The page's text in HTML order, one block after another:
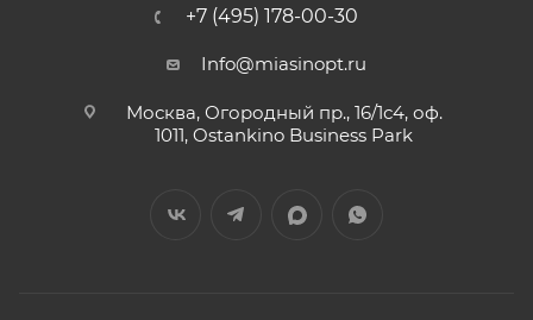
+7 (495) 178-00-30
Info@miasinopt.ru
Москва, Огородный пр., 16/1с4, оф.
1011, Ostankino Business Park